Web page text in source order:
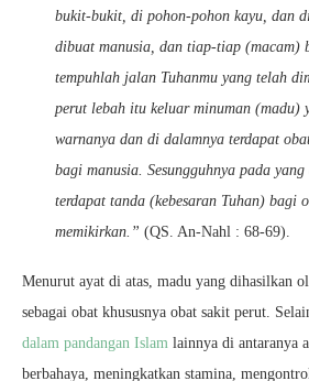
bukit-bukit, di pohon-pohon kayu, dan
dibuat manusia, dan tiap-tiap (macam)
tempuhlah jalan Tuhanmu yang telah
perut lebah itu keluar minuman (madu)
warnanya dan di dalamnya terdapat
bagi manusia. Sesungguhnya pada
terdapat tanda (kebesaran Tuhan) bagi
memikirkan.” (QS. An-Nahl : 68-69).
Menurut ayat di atas, madu yang dihasilkan
sebagai obat khususnya obat sakit perut.
dalam pandangan Islam lainnya di antaranya
berbahaya, meningkatkan stamina,